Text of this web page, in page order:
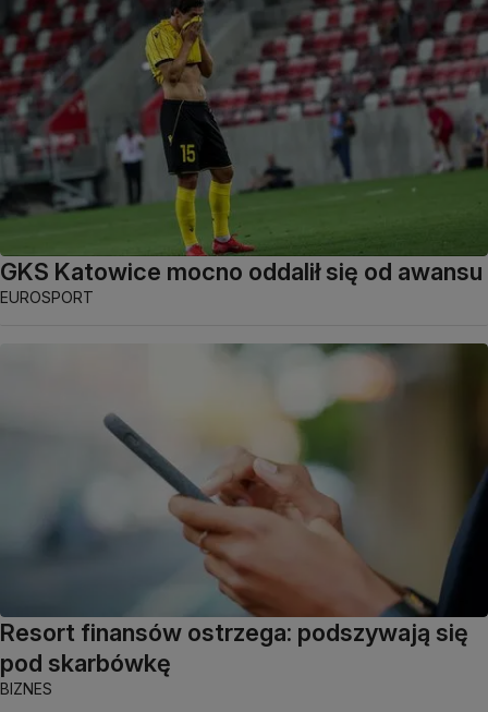
GKS Katowice mocno oddalił się od awansu
EUROSPORT
Resort finansów ostrzega: podszywają się
pod skarbówkę
BIZNES